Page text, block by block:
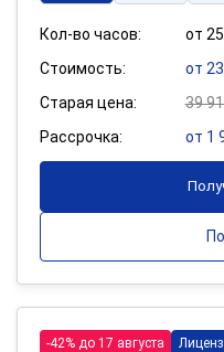
Кол-во часов:
от
Стоимость:
от
Старая цена:
39
Рассрочка:
от 1
-42% до 17 августа